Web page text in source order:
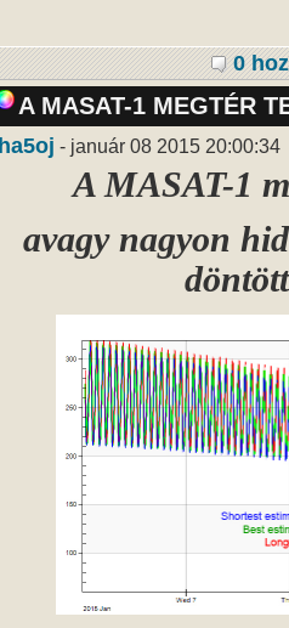
0
A MASAT-1 MEGTÉR
ha5oj - január 08 2015 20:00:34
A MASAT-1
avagy nagyon